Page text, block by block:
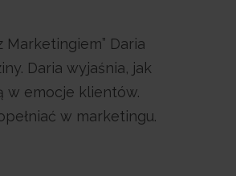
Daria
Daria wyjaśnia, jak
w emocje klientów.
w marketingu.